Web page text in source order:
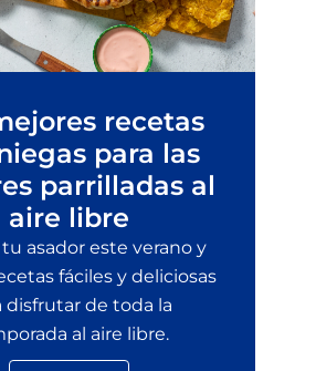
recetas
para las
parrilladas al
aire libre
tu asador este verano y
fáciles y deliciosas
disfrutar de toda la
al aire libre.